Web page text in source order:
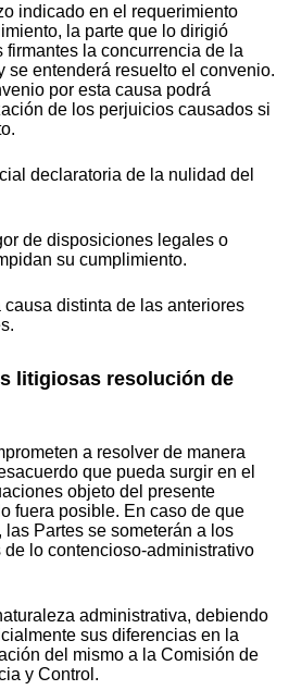
indicado en el requerimiento
la parte que lo dirigió
firmantes la concurrencia de la
se entenderá resuelto el convenio.
por esta causa podrá
de los perjuicios causados si
declaratoria de la nulidad del
de disposiciones legales o
su cumplimiento.
distinta de las anteriores
litigiosas resolución de
a resolver de manera
que pueda surgir en el
objeto del presente
fuera posible. En caso de que
Partes se someterán a los
lo contencioso-administrativo
administrativa, debiendo
sus diferencias en la
del mismo a la Comisión de
y Control.